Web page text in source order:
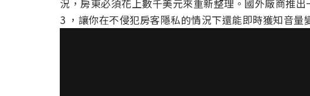
況，房東必須花上數千美元來重新整理。國外廠商推
3 ，讓你在不侵犯房客隱私的情況下還能即時獲知音量